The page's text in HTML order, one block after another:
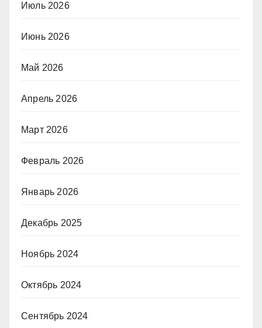
Июль 2026
Июнь 2026
Май 2026
Апрель 2026
Март 2026
Февраль 2026
Январь 2026
Декабрь 2025
Ноябрь 2024
Октябрь 2024
Сентябрь 2024